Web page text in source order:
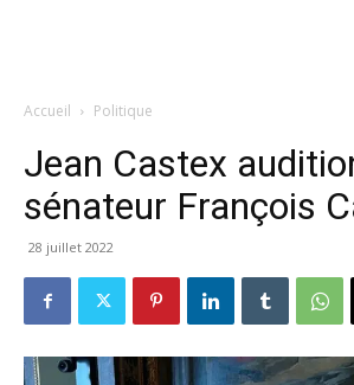
Accueil Politique
Jean Castex
sénateur François
28 juillet 2022